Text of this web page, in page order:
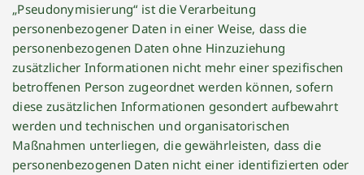
„Pseudonymisierung“ ist die Verarbeitung
personenbezogener Daten in einer Weise, dass die
personenbezogenen Daten ohne Hinzuziehung
zusätzlicher Informationen nicht mehr einer spezifischen
betroffenen Person zugeordnet werden können, sofern
diese zusätzlichen Informationen gesondert aufbewahrt
werden und technischen und organisatorischen
Maßnahmen unterliegen, die gewährleisten, dass die
personenbezogenen Daten nicht einer identifizierten oder